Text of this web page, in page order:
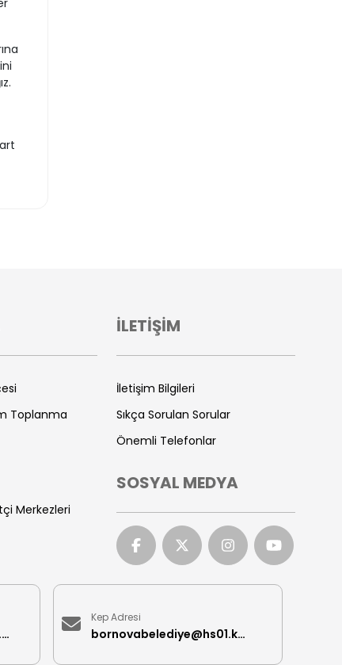
Toplanma
Merkezleri
İLETİŞİM
İletişim Bilgileri
Sıkça Sorulan Sorular
Önemli Telefonlar
SOSYAL MEDYA
iletisimmerkezi@bornova.bel.tr
Kep Adresi
bornovabelediye@hs01.kep.tr